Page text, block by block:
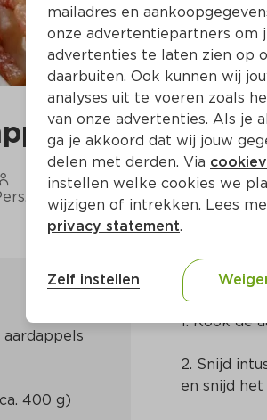
met
Ca. 35 Min Nederlands
1. Kook de
2. Snijd
en snijd
mailadres en
onze advertentiepartners om
advertenties te laten zien op
daarbuiten. Ook kunnen wij
analyses uit te voeren zoals
van onze advertenties. Als je
ga je akkoord dat wij jouw
delen met derden. Via
instellen welke cookies we
wijzigen of intrekken. Lees
privacy statement.
Zelf instellen